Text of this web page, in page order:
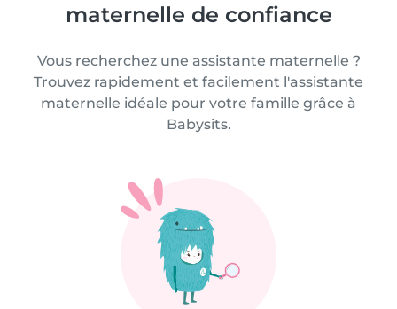
maternelle de confiance
Vous recherchez une assistante maternelle ?
Trouvez rapidement et facilement l'assistante
maternelle idéale pour votre famille grâce à
Babysits.